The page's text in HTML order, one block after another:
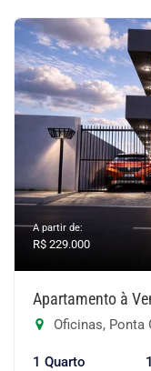
A partir de:
R$ 229.000
Apartamento à
Oficinas, Ponta
1 Quarto